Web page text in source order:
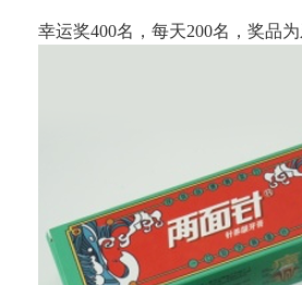
幸运奖400名，每天200名，奖品为